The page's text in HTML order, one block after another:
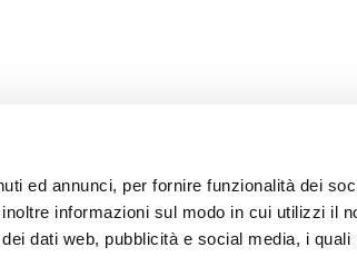
ed annunci, per fornire funzionalità dei
informazioni sul modo in cui utilizzi il
dati web, pubblicità e social media, i quali